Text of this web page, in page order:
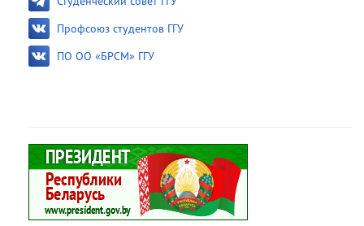
Профсоюз студентов ГГУ
ПО ОО «БРСМ» ГГУ